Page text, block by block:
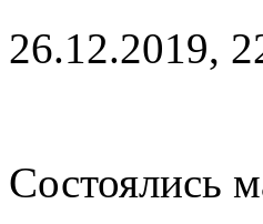
26.12.2019,
Состоялись